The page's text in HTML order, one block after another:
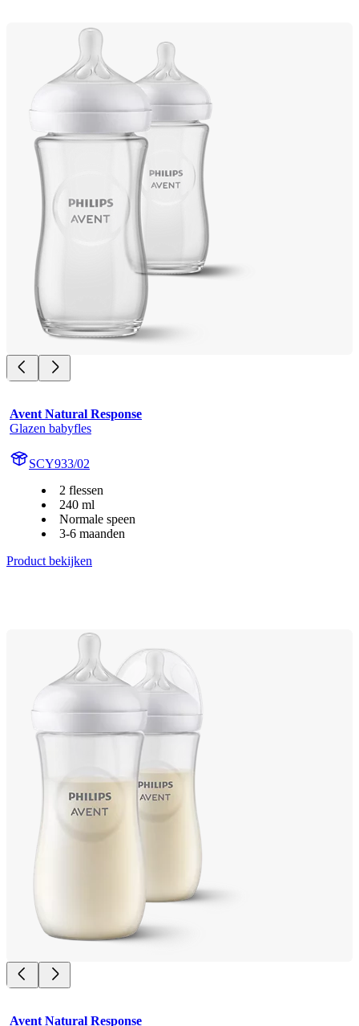
Avent Natural Response
Glazen babyfles
SCY933/02
2 flessen
240 ml
Normale speen
3-6 maanden
Product bekijken
Avent Natural Response